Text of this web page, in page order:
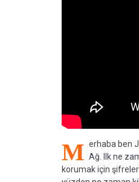
M erhaba ben
Ağ. Ilk ne
korumak için